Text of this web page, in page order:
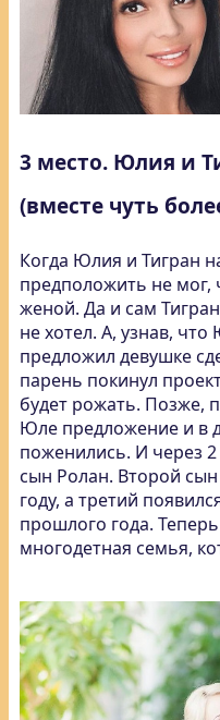
3 место. Юлия и
(вместе чуть
Когда Юлия и Тигран
предположить не мог,
женой. Да и сам
не хотел. А, узнав,
предложил девушке
парень покинул
будет рожать. Позже,
Юле предложение и в
поженились. И через 2
сын Ролан. Второй
году, а третий
прошлого года.
многодетная семья,